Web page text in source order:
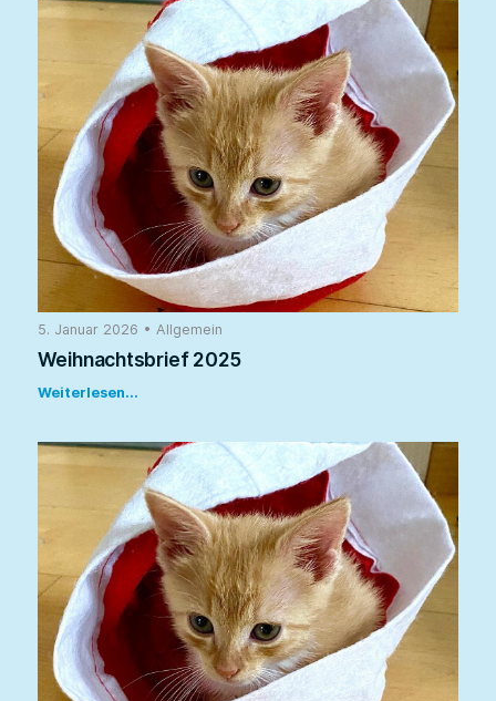
5. Januar 2026 • Allgemein
Weihnachtsbrief 2025
Weiterlesen...